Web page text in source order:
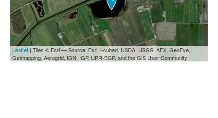
Leaflet | Tiles © Esri — Source: Esri, i-cubed, USDA, USGS, AEX, GeoEye,
Getmapping, Aerogrid, IGN, IGP, UPR-EGP, and the GIS User Community